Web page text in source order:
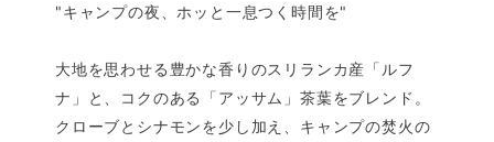
"キャンプの夜、ホッと一息つく時間を"
大地を思わせる豊かな香りのスリランカ産「ルフ
ナ」と、コクのある「アッサム」茶葉をブレンド。
クローブとシナモンを少し加え、キャンプの焚火の